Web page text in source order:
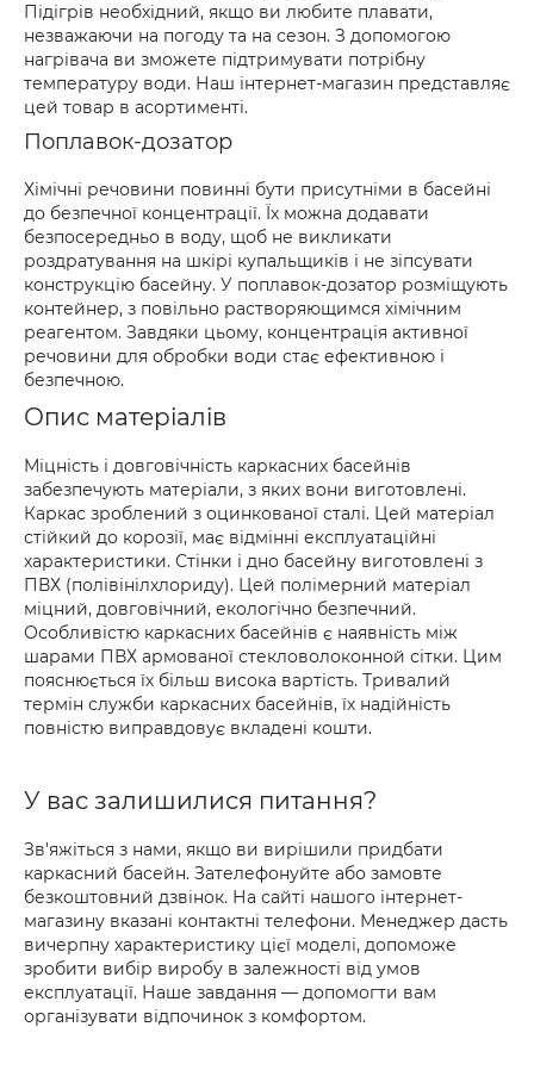
Підігрів необхідний, якщо ви любите плавати,
незважаючи на погоду та на сезон. З допомогою
нагрівача ви зможете підтримувати потрібну
температуру води. Наш інтернет-магазин представляє
цей товар в асортименті.
Поплавок-дозатор
Хімічні речовини повинні бути присутніми в басейні
до безпечної концентрації. Їх можна додавати
безпосередньо в воду, щоб не викликати
роздратування на шкірі купальщиків і не зіпсувати
конструкцію басейну. У поплавок-дозатор розміщують
контейнер, з повільно растворяющимся хімічним
реагентом. Завдяки цьому, концентрація активної
речовини для обробки води стає ефективною і
безпечною.
Опис матеріалів
Міцність і довговічність каркасних басейнів
забезпечують матеріали, з яких вони виготовлені.
Каркас зроблений з оцинкованої сталі. Цей матеріал
стійкий до корозії, має відмінні експлуатаційні
характеристики. Стінки і дно басейну виготовлені з
ПВХ (полівінілхлориду). Цей полімерний матеріал
міцний, довговічний, екологічно безпечний.
Особливістю каркасних басейнів є наявність між
шарами ПВХ армованої стекловолоконной сітки. Цим
пояснюється їх більш висока вартість. Тривалий
термін служби каркасних басейнів, їх надійність
повністю виправдовує вкладені кошти.
У вас залишилися питання?
Зв'яжіться з нами, якщо ви вирішили придбати
каркасний басейн. Зателефонуйте або замовте
безкоштовний дзвінок. На сайті нашого інтернет-
магазину вказані контактні телефони. Менеджер дасть
вичерпну характеристику цієї моделі, допоможе
зробити вибір виробу в залежності від умов
експлуатації. Наше завдання — допомогти вам
організувати відпочинок з комфортом.